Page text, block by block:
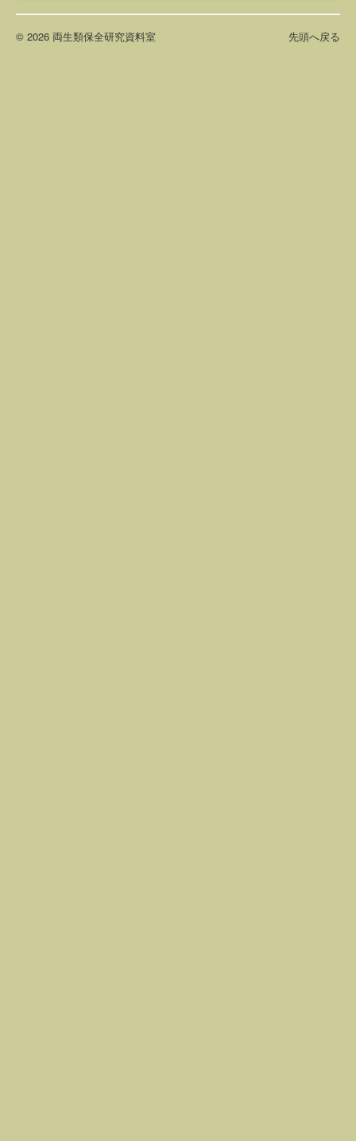
先頭へ戻る
© 2026 両生類保全研究資料室